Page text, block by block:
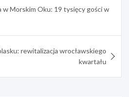
Morskim Oku: 19 tysięcy gości w
rewitalizacja wrocławskiego
kwartału